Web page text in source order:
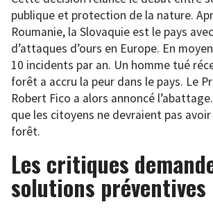
publique et protection de la nature.
Roumanie, la Slovaquie est le pays
d’attaques d’ours en Europe. En
10 incidents par an. Un homme tué
forêt a accru la peur dans le pays. Le
Robert Fico a alors annoncé
que les citoyens ne devraient pas avoir
forêt.
Les critiques
solutions préventives